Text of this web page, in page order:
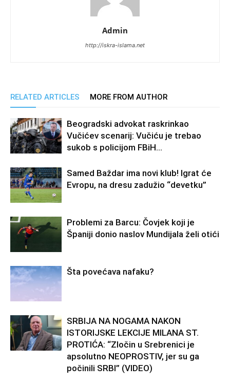
Admin
http://iskra-islama.net
RELATED ARTICLES MORE FROM AUTHOR
Beogradski advokat raskrinkao
Vučićev scenarij: Vučiću je trebao
sukob s policijom FBiH…
Samed Baždar ima novi klub! Igrat će
Evropu, na dresu zadužio “devetku”
Problemi za Barcu: Čovjek koji je
Španiji donio naslov Mundijala želi otići
Šta povećava nafaku?
SRBIJA NA NOGAMA NAKON
ISTORIJSKE LEKCIJE MILANA ST.
PROTIĆA: “Zločin u Srebrenici je
apsolutno NEOPROSTIV, jer su ga
počinili SRBI” (VIDEO)